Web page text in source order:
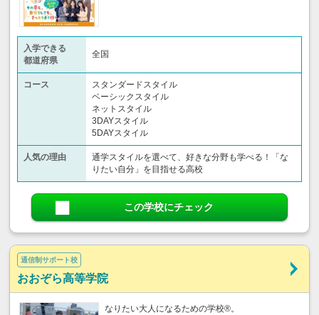
入学できる
都道府県
全国
コース
スタンダードスタイル
ベーシックスタイル
ネットスタイル
3DAYスタイル
5DAYスタイル
人気の理由
通学スタイルを選べて、好きな分野も学べる！「な
りたい自分」を目指せる高校
この学校にチェック
通信制サポート校
おおぞら高等学院
なりたい大人になるための学校®。